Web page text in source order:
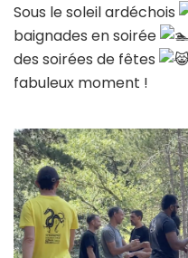
Sous le soleil ardéchois
baignades en soirée
des soirées de fêtes
fabuleux moment !